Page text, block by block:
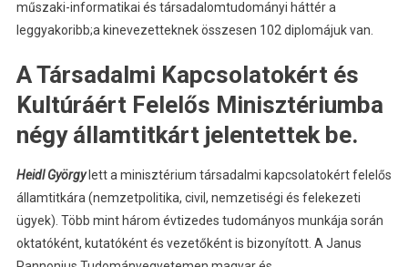
műszaki-informatikai és társadalomtudományi háttér a
leggyakoribb;a kinevezetteknek összesen 102 diplomájuk van.
A Társadalmi Kapcsolatokért és
Kultúráért Felelős Minisztériumba
négy államtitkárt jelentettek be.
Heidl György lett a minisztérium társadalmi kapcsolatokért felelős
államtitkára (nemzetpolitika, civil, nemzetiségi és felekezeti
ügyek). Több mint három évtizedes tudományos munkája során
oktatóként, kutatóként és vezetőként is bizonyított. A Janus